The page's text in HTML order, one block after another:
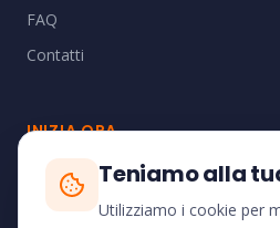
FAQ
Contatti
INIZIA ORA
Scopri come iSiAP può
attività.
Teniamo alla
Utilizziamo i cookie per